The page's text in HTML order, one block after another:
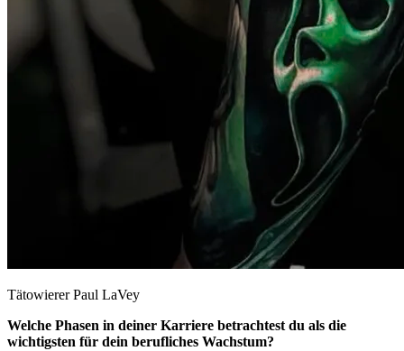
Tätowierer Paul LaVey
Welche Phasen in deiner Karriere betrachtest du als die
wichtigsten für dein berufliches Wachstum?